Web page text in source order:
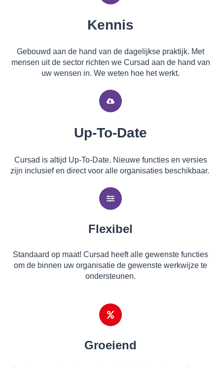
Kennis
Gebouwd aan de hand van de dagelijkse praktijk. Met
mensen uit de sector richten we Cursad aan de hand van
uw wensen in. We weten hoe het werkt.
Up-To-Date
Cursad is altijd Up-To-Date. Nieuwe functies en versies
zijn inclusief en direct voor alle organisaties beschikbaar.
Flexibel
Standaard op maat! Cursad heeft alle gewenste functies
om de binnen uw organisatie de gewenste werkwijze te
ondersteunen.
Groeiend